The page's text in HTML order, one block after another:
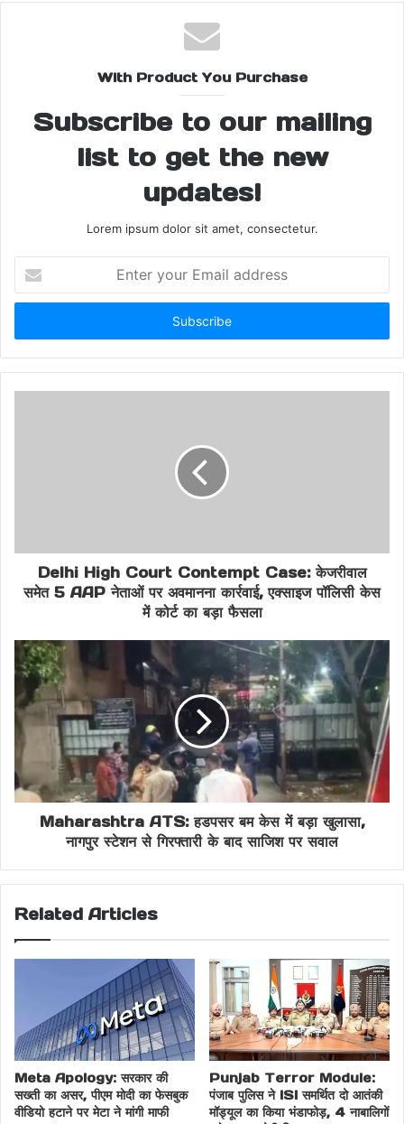
फिलहाल पुलिस आरोपी से पूछताछ कर रही है और आगे की कानूनी कार्रवाई की जा
Facebook X
brutal killing case Crime News Hindi
Domestic Dispute Murder
Goregaon crime news Goregaon incident
Maharashtra crime news
Mumbai crime update
Mumbai police arrest
shocking murder India wife lover murder
With Product You Purchase
Subscribe to our mailing
list to get the new
updates!
Lorem ipsum dolor sit amet, consectetur.
your
Email
Delhi High Court Contempt Case: केजरीवाल
समेत 5 AAP नेताओं पर अवमानना कार्रवाई, एक्साइज पॉलिसी केस
में कोर्ट का बड़ा फैसला
Maharashtra ATS: हडपसर बम केस में बड़ा खुलासा,
नागपुर स्टेशन से गिरफ्तारी के बाद साजिश पर सवाल
Related Articles
Meta Apology: सरकार की
सख्ती का असर, पीएम मोदी का फेसबुक
वीडियो हटाने पर मेटा ने मांगी माफी
Punjab Terror Module:
पंजाब पुलिस ने ISI समर्थित दो आतंकी
मॉड्यूल का किया भंडाफोड़, 4 नाबालिगों